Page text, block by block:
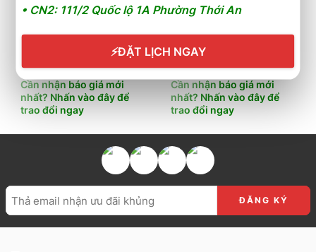
lốp xe,bridgestone,dualer
3.800.000
Cần nhận báo giá mới
nhất? Nhấn vào đây để
trao đổi ngay
lốp xe,bridgestone,ecopia
Lốp Xe Bridgestone 205/
Cần nhận báo giá mới
nhất? Nhấn vào đây để
trao đổi ngay
• CN2: 111/2 Quốc lộ 1A Phường Thới An
⚡ĐẶT LỊCH NGAY